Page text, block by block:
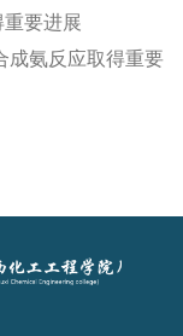
要进展
成氨反应取得重要